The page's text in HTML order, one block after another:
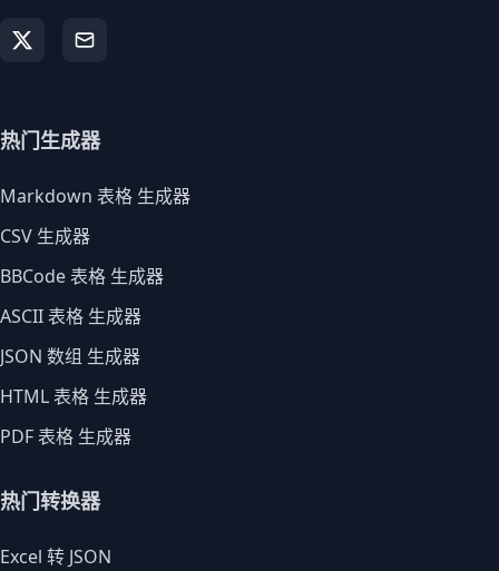
热门生成器
Markdown 表格 生成器
CSV 生成器
BBCode 表格 生成器
ASCII 表格 生成器
JSON 数组 生成器
HTML 表格 生成器
PDF 表格 生成器
热门转换器
Excel 转 JSON